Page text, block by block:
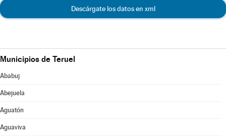
Descárgate los datos en xml
Municipios de Teruel
Ababuj
Abejuela
Aguatón
Aguaviva